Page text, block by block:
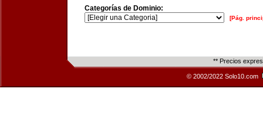
Categorías de Dominio:
[Pág.
** Precios
© 2002/2022 Solo10.com